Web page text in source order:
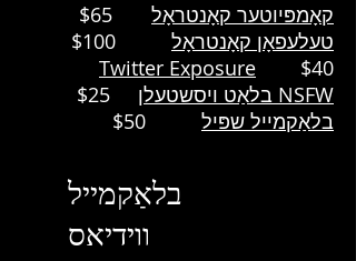
קאָמפּיוטער קאָנטראָל
$65
טעלעפאָן קאָנטראָל
$100
Twitter Exposure
$40
NSFW בלאַט ויסשטעלן
$25
בלאַקמייל שפּיל
$50
בלאַקמייל
ווידיאס